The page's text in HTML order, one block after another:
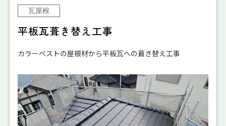
瓦屋根
平板瓦葺き替え工事
カラーベストの屋根材から平板瓦への葺き替え工事